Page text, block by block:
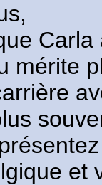
mérite
et